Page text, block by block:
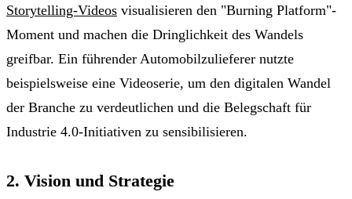
Storytelling-Videos visualisieren den "Burning Platform"-
Moment und machen die Dringlichkeit des Wandels
greifbar. Ein führender Automobilzulieferer nutzte
beispielsweise eine Videoserie, um den digitalen Wandel
der Branche zu verdeutlichen und die Belegschaft für
Industrie 4.0-Initiativen zu sensibilisieren.
2. Vision und Strategie